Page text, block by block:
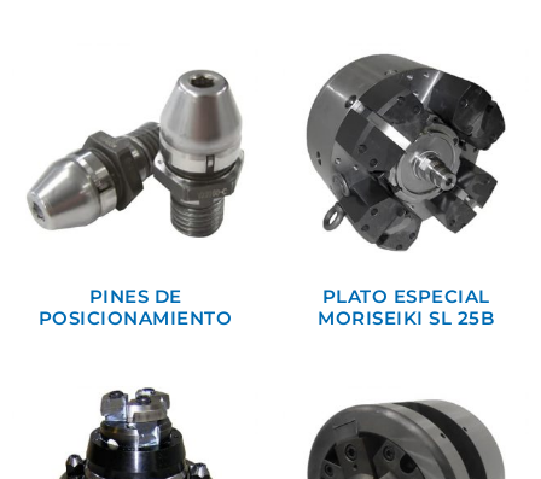
PINES DE
POSICIONAMIENTO
PLATO ESPECIAL
MORISEIKI SL 25B